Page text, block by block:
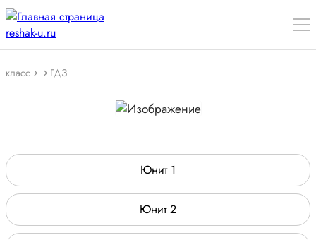
класс ГДЗ
Юнит 1
Юнит 2